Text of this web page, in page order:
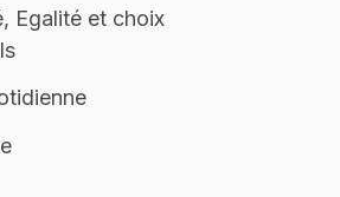
Egalité et choix